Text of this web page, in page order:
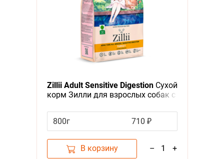
Zillii Adult Sensitive DigestionСухой
корм Зилли для взрослых собак с
Индейка
800г 710 ₽
В корзину – 1 +